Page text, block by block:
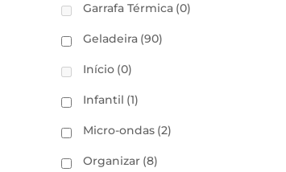
Garrafa Térmica (0)
Geladeira (90)
Início (0)
Infantil (1)
Micro-ondas (2)
Organizar (8)